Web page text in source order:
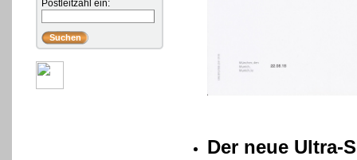
Postleitzahl ein:
Der neue Ultra-